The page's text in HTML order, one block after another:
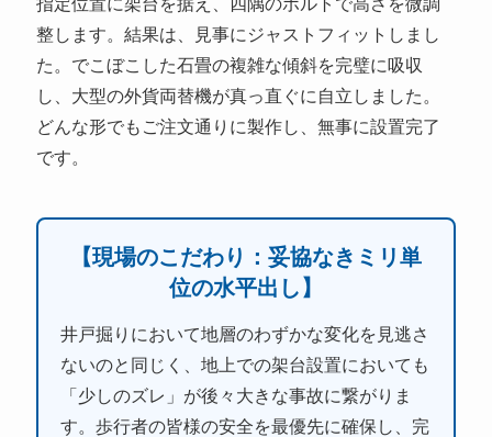
指定位置に架台を据え、四隅のボルトで高さを微調
整します。結果は、見事にジャストフィットしまし
た。でこぼこした石畳の複雑な傾斜を完璧に吸収
し、大型の外貨両替機が真っ直ぐに自立しました。
どんな形でもご注文通りに製作し、無事に設置完了
です。
【現場のこだわり：妥協なきミリ単
位の水平出し】
井戸掘りにおいて地層のわずかな変化を見逃さ
ないのと同じく、地上での架台設置においても
「少しのズレ」が後々大きな事故に繋がりま
す。歩行者の皆様の安全を最優先に確保し、完